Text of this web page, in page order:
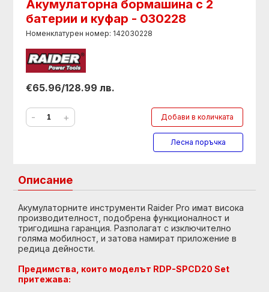
Акумулаторна бормашина с 2
батерии и куфар - 030228
Номенклатурен номер: 142030228
€65.96/128.99 лв.
- + Добави в количката
Лесна поръчка
Описание
Акумулаторните инструменти Raider Pro имат висока
производителност, подобрена функционалност и
тригодишна гаранция. Разполагат с изключително
голяма мобилност, и затова намират приложение в
редица дейности.
Предимства, които моделът RDP-SPCD20 Set
притежава: